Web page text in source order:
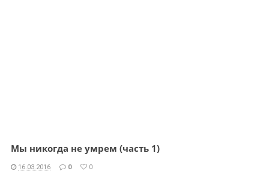
Мы никогда не умрем (часть 1)
16.03.2016 0 0